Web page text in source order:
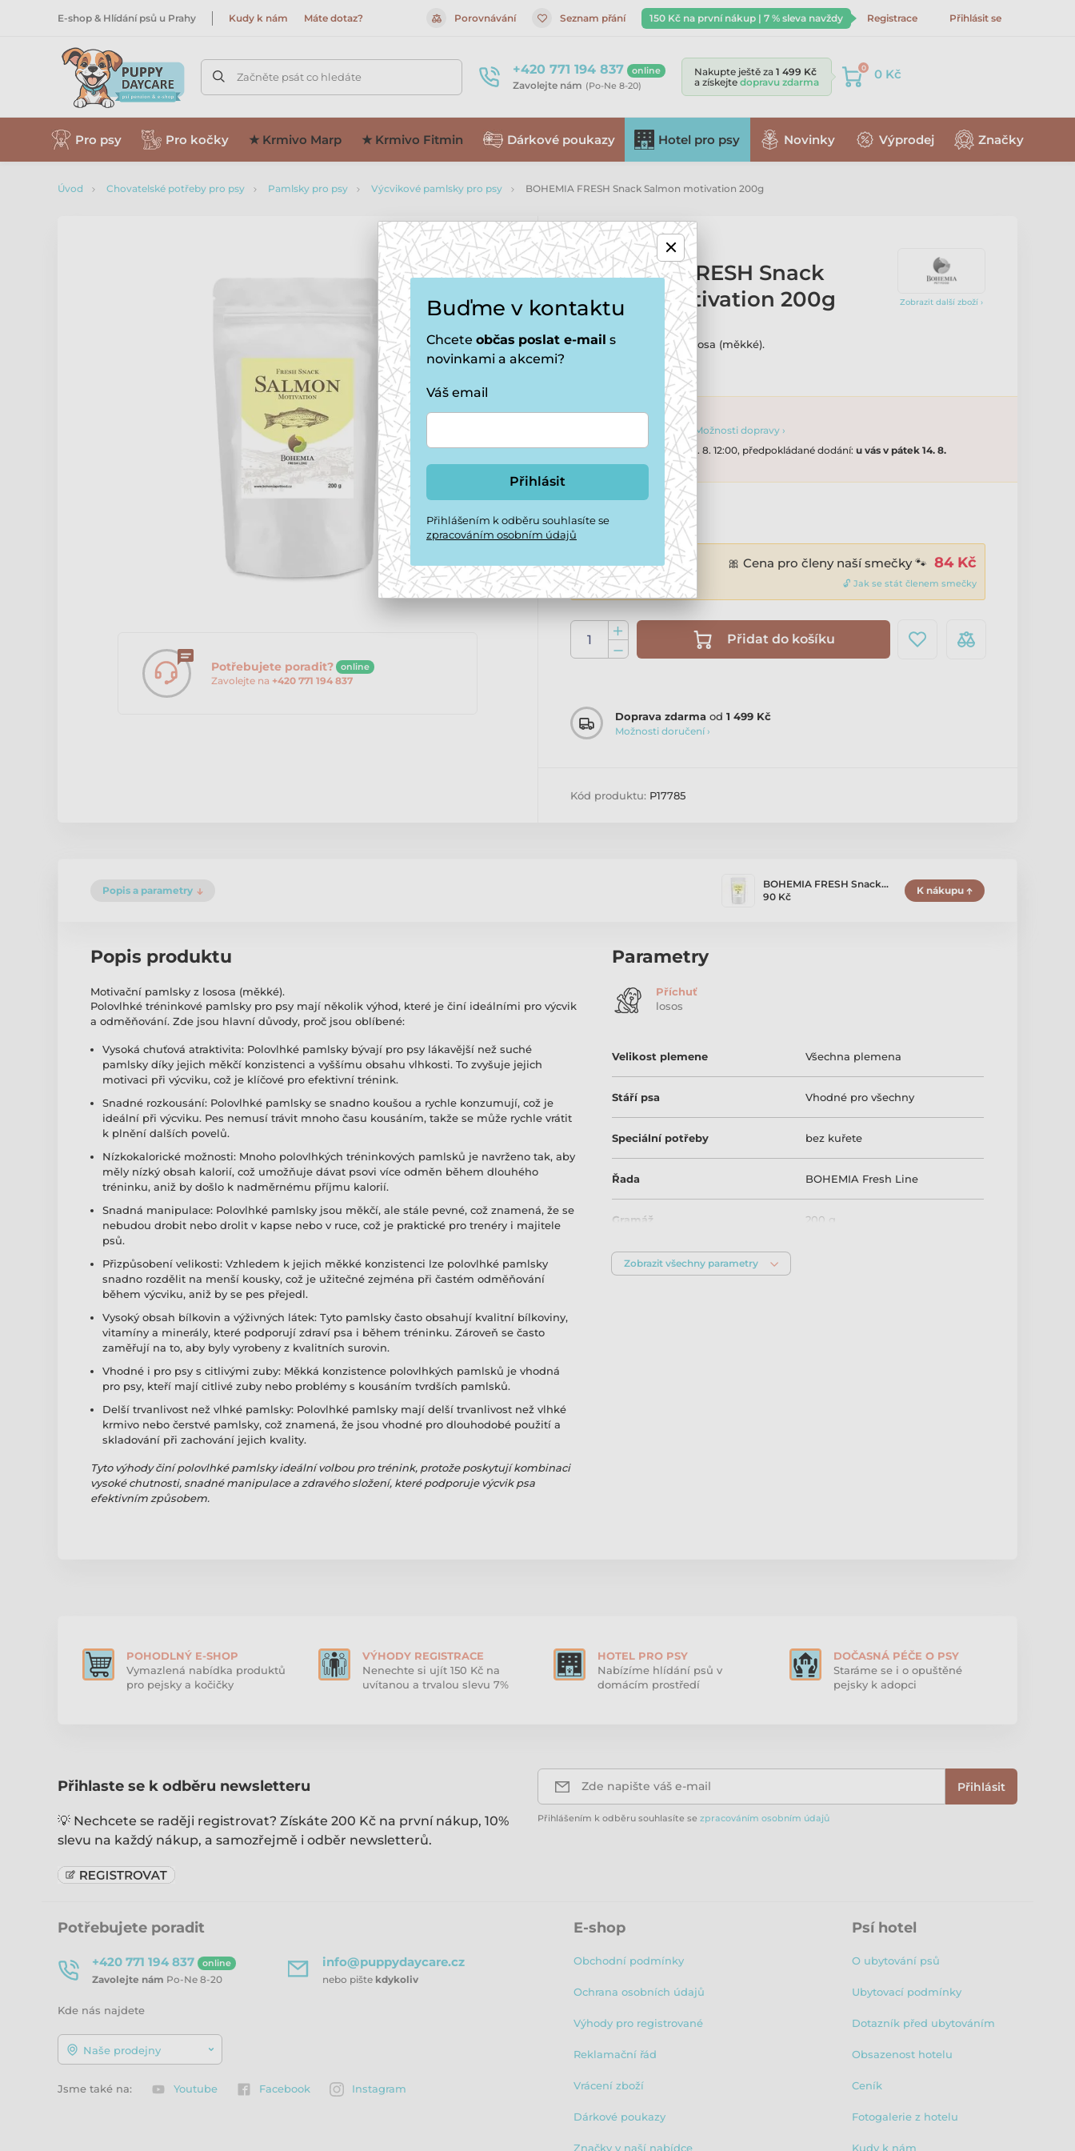
E-shop & Hlídání psů u Prahy Kudy k nám Máte dotaz? Porovnávání Seznam přání 150 Kč na první nákup | 7 % sleva navždy Registrace Přihlásit se
Začněte psát co hledáte +420 771 194 837 online
Zavolejte nám (Po-Ne 8-20)
Nakupte ještě za 1 499 Kč
a získejte dopravu zdarma
0 0 Kč
Pro psy Pro kočky ★ Krmivo Marp ★ Krmivo Fitmin Dárkové poukazy Hotel pro psy Novinky Výprodej Značky
Úvod Chovatelské potřeby pro psy Pamlsky pro psy Výcvikové pamlsky pro psy BOHEMIA FRESH Snack Salmon motivation 200g
Zobrazit další zboží ›
Potřebujete poradit? online
Zavolejte na +420 771 194 837
BOHEMIA FRESH Snack
Salmon motivation 200g
Motivační pamlsky z lososa (měkké).
Možnosti dopravy ›
Objednávky do 13. 8. 12:00, předpokládané dodání: u vás v pátek 14. 8.
90 Kč
🎀 Cena pro členy naší smečky 🐾 84 Kč
🔓 Jak se stát členem smečky
Přidat do košíku
Doprava zdarma od 1 499 Kč
Možnosti doručení ›
Kód produktu: P17785
Popis a parametry
BOHEMIA FRESH Snack…
90 Kč
K nákupu
Popis produktu
Motivační pamlsky z lososa (měkké).
Polovlhké tréninkové pamlsky pro psy mají několik výhod, které je činí ideálními pro výcvik
a odměňování. Zde jsou hlavní důvody, proč jsou oblíbené:
Vysoká chuťová atraktivita: Polovlhké pamlsky bývají pro psy lákavější než suché
pamlsky díky jejich měkčí konzistenci a vyššímu obsahu vlhkosti. To zvyšuje jejich
motivaci při výcviku, což je klíčové pro efektivní trénink.
Snadné rozkousání: Polovlhké pamlsky se snadno koušou a rychle konzumují, což je
ideální při výcviku. Pes nemusí trávit mnoho času kousáním, takže se může rychle vrátit
k plnění dalších povelů.
Nízkokalorické možnosti: Mnoho polovlhkých tréninkových pamlsků je navrženo tak, aby
měly nízký obsah kalorií, což umožňuje dávat psovi více odměn během dlouhého
tréninku, aniž by došlo k nadměrnému příjmu kalorií.
Snadná manipulace: Polovlhké pamlsky jsou měkčí, ale stále pevné, což znamená, že se
nebudou drobit nebo drolit v kapse nebo v ruce, což je praktické pro trenéry i majitele
psů.
Přizpůsobení velikosti: Vzhledem k jejich měkké konzistenci lze polovlhké pamlsky
snadno rozdělit na menší kousky, což je užitečné zejména při častém odměňování
během výcviku, aniž by se pes přejedl.
Vysoký obsah bílkovin a výživných látek: Tyto pamlsky často obsahují kvalitní bílkoviny,
vitamíny a minerály, které podporují zdraví psa i během tréninku. Zároveň se často
zaměřují na to, aby byly vyrobeny z kvalitních surovin.
Vhodné i pro psy s citlivými zuby: Měkká konzistence polovlhkých pamlsků je vhodná
pro psy, kteří mají citlivé zuby nebo problémy s kousáním tvrdších pamlsků.
Delší trvanlivost než vlhké pamlsky: Polovlhké pamlsky mají delší trvanlivost než vlhké
krmivo nebo čerstvé pamlsky, což znamená, že jsou vhodné pro dlouhodobé použití a
skladování při zachování jejich kvality.
Tyto výhody činí polovlhké pamlsky ideální volbou pro trénink, protože poskytují kombinaci
vysoké chutnosti, snadné manipulace a zdravého složení, které podporuje výcvik psa
efektivním způsobem.
Parametry
Příchuť
losos
Velikost plemene Všechna plemena
Stáří psa Vhodné pro všechny
Speciální potřeby bez kuřete
Řada BOHEMIA Fresh Line
Gramáž 200 g
Zobrazit všechny parametry
POHODLNÝ E-SHOP
Vymazlená nabídka produktů
pro pejsky a kočičky
VÝHODY REGISTRACE
Nenechte si ujít 150 Kč na
uvítanou a trvalou slevu 7%
HOTEL PRO PSY
Nabízíme hlídání psů v
domácím prostředí
DOČASNÁ PÉČE O PSY
Staráme se i o opuštěné
pejsky k adopci
Přihlaste se k odběru newsletteru
💡 Nechcete se raději registrovat? Získáte 200 Kč na první nákup, 10%
slevu na každý nákup, a samozřejmě i odběr newsletterů.
Zde napište váš e-mail Přihlásit
Přihlášením k odběru souhlasíte se zpracováním osobním údajů
Potřebujete poradit
+420 771 194 837 online
Zavolejte nám Po-Ne 8-20
info@puppydaycare.cz
nebo pište kdykoliv
Kde nás najdete
Naše prodejny
Jsme také na: Youtube Facebook Instagram
E-shop
Obchodní podmínky
Ochrana osobních údajů
Výhody pro registrované
Reklamační řád
Vrácení zboží
Dárkové poukazy
Značky v naší nabídce
Psí hotel
O ubytování psů
Ubytovací podmínky
Dotazník před ubytováním
Obsazenost hotelu
Ceník
Fotogalerie z hotelu
Kudy k nám
Buďme v kontaktu
Chcete občas poslat e-mail s
novinkami a akcemi?
Váš email
Přihlásit
Přihlášením k odběru souhlasíte se
zpracováním osobním údajů